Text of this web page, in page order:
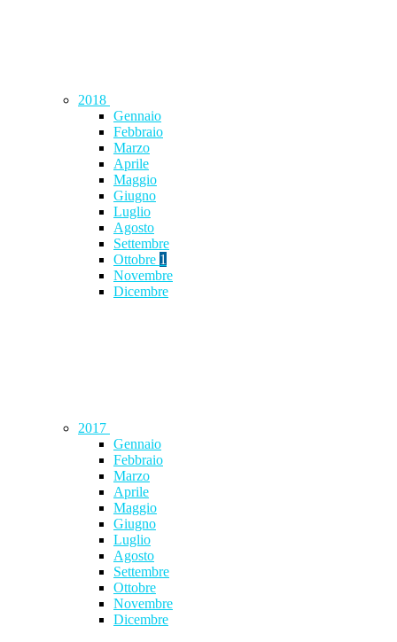
2018
Gennaio
Febbraio
Marzo
Aprile
Maggio
Giugno
Luglio
Agosto
Settembre
Ottobre 1
Novembre
Dicembre
2017
Gennaio
Febbraio
Marzo
Aprile
Maggio
Giugno
Luglio
Agosto
Settembre
Ottobre
Novembre
Dicembre